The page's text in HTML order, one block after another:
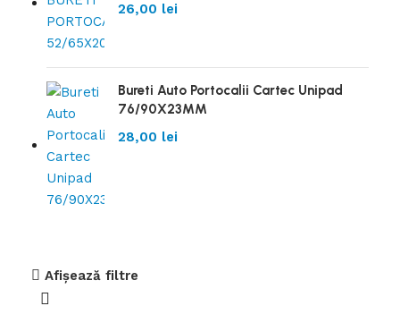
26,00 lei
Bureti Auto Portocalii Cartec Unipad
76/90X23MM
28,00 lei
Afișează filtre